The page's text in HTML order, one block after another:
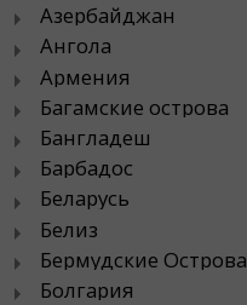
Азербайджан
Ангола
Армения
Багамские острова
Бангладеш
Барбадос
Беларусь
Белиз
Бермудские Острова
Болгария